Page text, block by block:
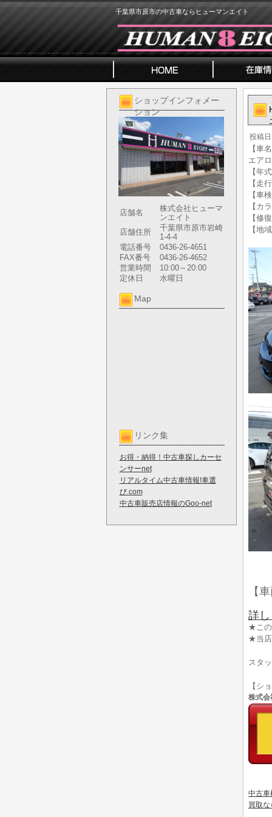
千葉県市原市の中古車ならヒューマンエイト
ショップインフォメー
ション
店舗名
株式会社ヒューマ
ンエイト
店舗住所
千葉県市原市岩崎
1-4-4
電話番号
0436-26-4651
FAX番号
0436-26-4652
営業時間
10:00～20:00
定休日
水曜日
Map
リンク集
お得・納得！中古車探しカーセ
ンサーnet
リアルタイム中古車情報!車選
び.com
中古車販売店情報のGoo-net
投稿日
【車
エアロ
【年
【走
【車
【カ
【修
【地
【
詳
★この
★当店
スタ
【シ
株式
中古車
買取